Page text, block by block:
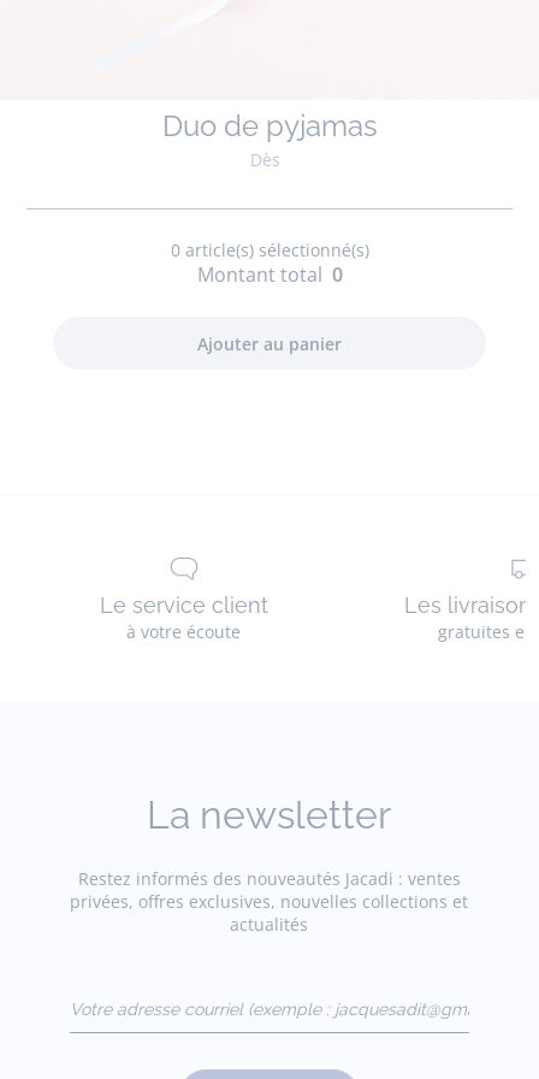
Duo de pyjamas
Dès
0article(s) sélectionné(s)
Montant total 0
Le service client
à votre écoute
Les
gratuites
La newsletter
Restez informés des nouveautés Jacadi : ventes
privées, offres exclusives, nouvelles collections et
actualités
(exemple :
jacquesadit@gmail.com)